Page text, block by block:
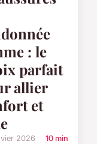
: le
parfait
allier
et
2026 10 min